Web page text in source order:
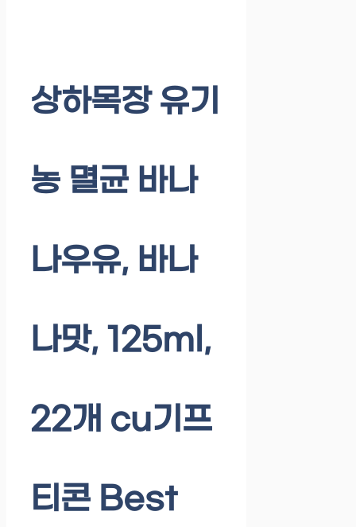
상하목장 유기
농 멸균 바나
나우유, 바나
나맛, 125ml,
22개 cu기프
티콘 Best